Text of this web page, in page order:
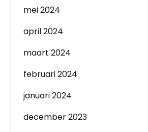
mei 2024
april 2024
maart 2024
februari 2024
januari 2024
december 2023